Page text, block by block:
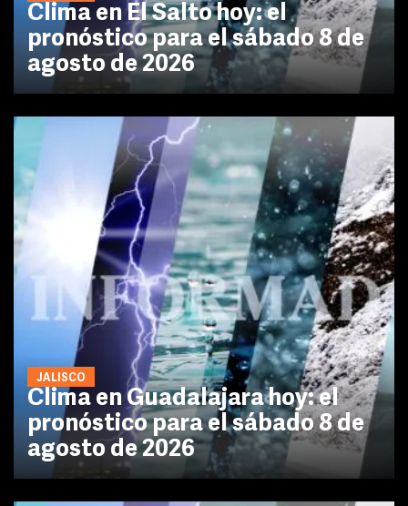
Clima en El Salto hoy: el
pronóstico para el sábado 8 de
agosto de 2026
JALISCO
Clima en Guadalajara hoy: el
pronóstico para el sábado 8 de
agosto de 2026